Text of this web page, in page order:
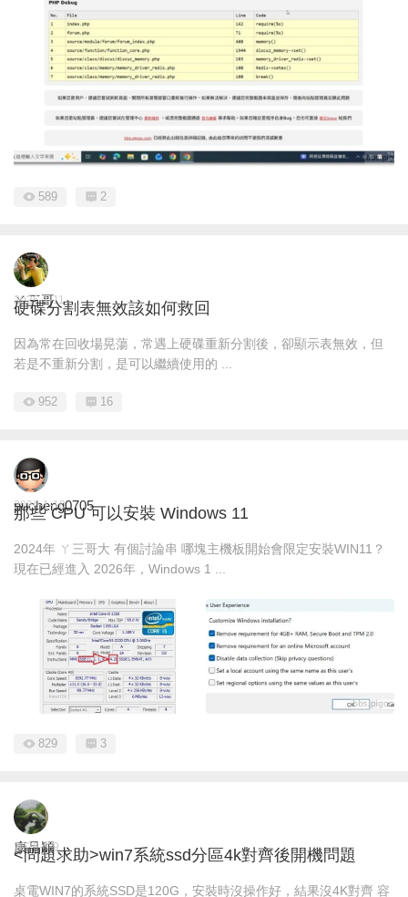
589 2
ㄚ三哥
2026-1-11
硬碟分割表無效該如何救回
因為常在回收場晃蕩，常遇上硬碟重新分割後，卻顯示表無效，但
若是不重新分割，是可以繼續使用的 ...
952 16
pucheng0705
2026-1-10
那些 CPU 可以安裝 Windows 11
2024年 ㄚ三哥大 有個討論串 哪塊主機板開始會限定安裝WIN11？
現在已經進入 2026年，Windows 1 ...
829 3
康品穎
2026-1-9
<問題求助>win7系統ssd分區4k對齊後開機問題
桌電WIN7的系統SSD是120G，安裝時沒操作好，結果沒4K對齊 容